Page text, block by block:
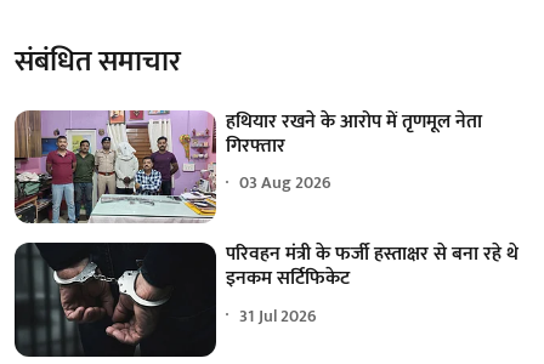
संबंधित समाचार
हथियार रखने के आरोप में तृणमूल नेता
गिरफ्तार
03 Aug 2026
परिवहन मंत्री के फर्जी हस्ताक्षर से बना रहे थे
इनकम सर्टिफिकेट
31 Jul 2026